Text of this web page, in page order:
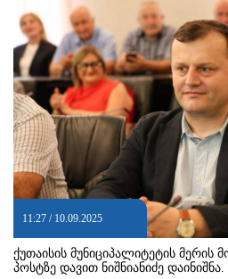
11:27 / 10.09.2025
ქუთაისის მუნიციპალიტეტის მერის
პოსტზე დავით ნიშნიანიძე დაინიშნა.